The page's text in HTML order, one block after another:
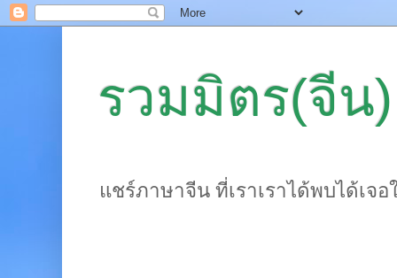
รวมมิตร(จีน)
แชร์ภาษาจีน ที่เราเราได้พบได้เจ